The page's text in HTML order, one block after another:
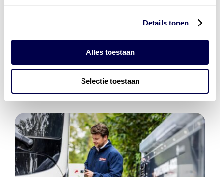
Details tonen
Alles toestaan
Selectie toestaan